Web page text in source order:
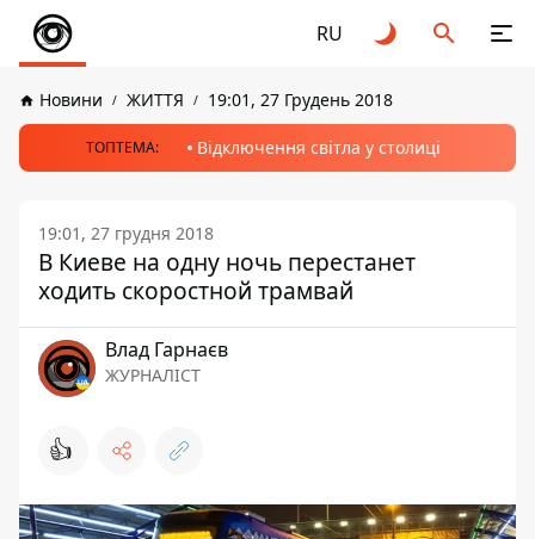
RU
Новини ЖИТТЯ 19:01, 27 Грудень 2018
ТОПТЕМА: Відключення світла у столиці
19:01, 27 грудня 2018
В Киеве на одну ночь перестанет
ходить скоростной трамвай
Влад Гарнаєв
ЖУРНАЛІСТ
👍